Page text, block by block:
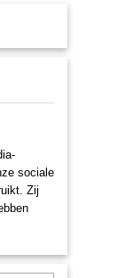
sociale
Zij